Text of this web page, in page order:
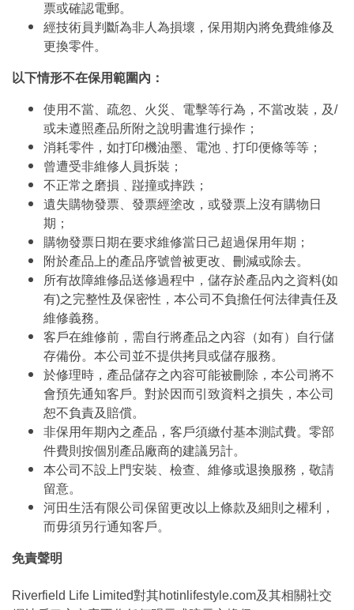
票或確認電郵。
經技術員判斷為非人為損壞，保用期內將免費維修及
更換零件。
以下情形不在保用範圍內：
使用不當、疏忽、火災、電擊等行為，不當改裝，及/
或未遵照產品所附之說明書進行操作；
消耗零件，如打印機油墨、電池﹑打印便條等等；
曾遭受非維修人員拆裝；
不正常之磨損﹑踫撞或摔跌；
遺失購物發票、發票經塗改，或發票上沒有購物日
期；
購物發票日期在要求維修當日己超過保用年期；
附於產品上的產品序號曾被更改、刪減或除去。
所有故障維修品送修過程中，儲存於產品內之資料(如
有)之完整性及保密性，本公司不負擔任何法律責任及
維修義務。
客戶在維修前，需自行將產品之內容（如有）自行儲
存備份。本公司並不提供拷貝或儲存服務。
於修理時，產品儲存之內容可能被刪除，本公司將不
會預先通知客戶。對於因而引致資料之損失，本公司
恕不負責及賠償。
非保用年期內之產品，客戶須繳付基本測試費。零部
件費則按個別產品廠商的建議另計。
本公司不設上門安裝、檢查、維修或退換服務，敬請
留意。
河田生活有限公司保留更改以上條款及細則之權利，
而毋須另行通知客戶。
免責聲明
Riverfield Life Limited對其hotinlifestyle.com及其相關社交